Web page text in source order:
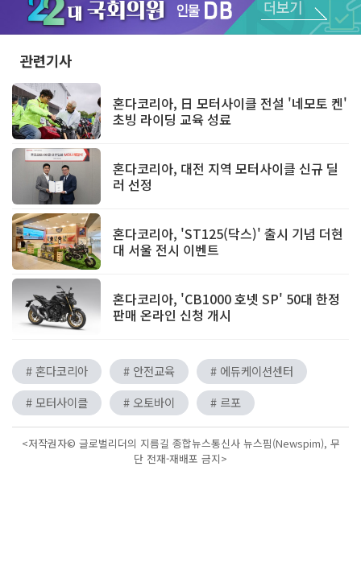
Unmute
관련기사
혼다코리아, 日 모터사이클 전설 '네모토 켄'
초빙 라이딩 교육 성료
혼다코리아, 대전 지역 모터사이클 신규 딜
러 선정
혼다코리아, 'ST125(닥스)' 출시 기념 더현
대 서울 전시 이벤트
혼다코리아, 'CB1000 호넷 SP' 50대 한정
판매 온라인 신청 개시
# 혼다코리아 # 안전교육
# 에듀케이션센터
# 모터사이클
# 오토바이 # 르포
<저작권자© 글로벌리더의 지름길 종합뉴스통신사 뉴스핌(Newspim), 무
단 전재-재배포 금지>